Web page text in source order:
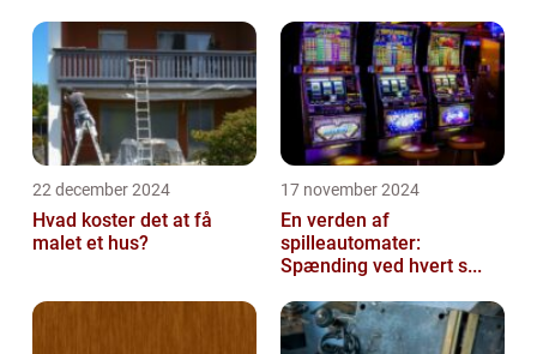
22 december 2024
Hvad koster det at få
malet et hus?
17 november 2024
En verden af
spilleautomater:
Spænding ved hvert s...